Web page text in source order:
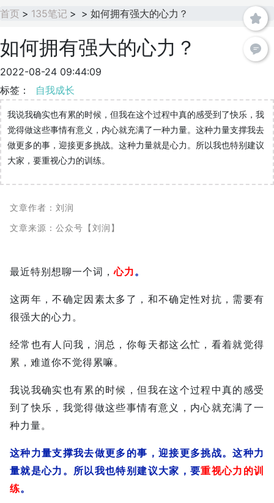
首页 > 135笔记 > > 如何拥有强大的心力？
如何拥有强大的心力？
2022-08-24 09:44:09
标签： 自我成长
我说我确实也有累的时候，但我在这个过程中真的感受到了快乐，我
觉得做这些事情有意义，内心就充满了一种力量。这种力量支撑我去
做更多的事，迎接更多挑战。这种力量就是心力。所以我也特别建议
大家，要重视心力的训练。
文章作者：刘润
文章来源：公众号【刘润】
最近特别想聊一个词，心力。
这两年，不确定因素太多了，和不确定性对抗，需要有
很强大的心力。
经常也有人问我，润总，你每天都这么忙，看着就觉得
累，难道你不觉得累嘛。
我说我确实也有累的时候，但我在这个过程中真的感受
到了快乐，我觉得做这些事情有意义，内心就充满了一
种力量。
这种力量支撑我去做更多的事，迎接更多挑战。这种力
量就是心力。所以我也特别建议大家，要重视心力的训
练。